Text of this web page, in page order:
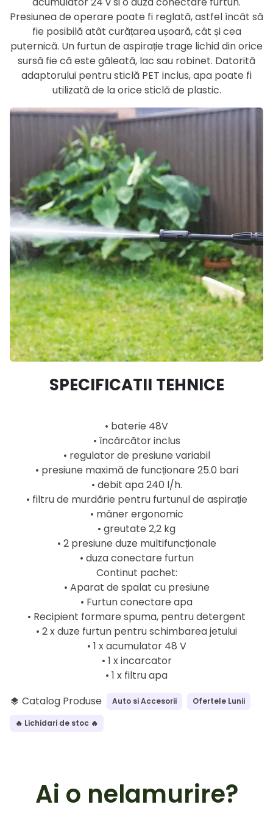
Presiunea de operare poate fi reglată, astfel încât să
fie posibilă atât curățarea ușoară, cât și cea
puternică. Un furtun de aspirație trage lichid din orice
sursă fie că este găleată, lac sau robinet. Datorită
adaptorului pentru sticlă PET inclus, apa poate fi
utilizată de la orice sticlă de plastic.
SPECIFICATII TEHNICE
• baterie 48V
• încărcător inclus
• regulator de presiune variabil
• presiune maximă de funcționare 25.0 bari
• debit apa 240 l/h.
• filtru de murdărie pentru furtunul de aspirație
• mâner ergonomic
• greutate 2,2 kg
• 2 presiune duze multifuncționale
• duza conectare furtun
Continut pachet:
• Aparat de spalat cu presiune
• Furtun conectare apa
• Recipient formare spuma, pentru detergent
• 2 x duze furtun pentru schimbarea jetului
• 1 x acumulator 48 V
• 1 x incarcator
• 1 x filtru apa
layers Catalog Produse Auto si Accesorii Ofertele Lunii
🔥 Lichidari de stoc 🔥
Ai o nelamurire?